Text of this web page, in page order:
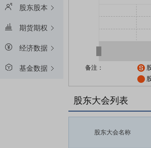
股东股本
期货期权
经济数据
基金数据 备注：
股东大会列表
股东大会名称